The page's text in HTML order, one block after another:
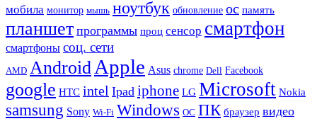
мобила монитор мышь ноутбук обновление ос память
планшет программы проц сенсор смартфон
смартфоны соц. сети
AMD Android Apple Asus chrome Dell Facebook
google HTC intel Ipad iphone LG Microsoft Nokia
samsung Sony Wi-Fi Windows ОС ПК браузер видео